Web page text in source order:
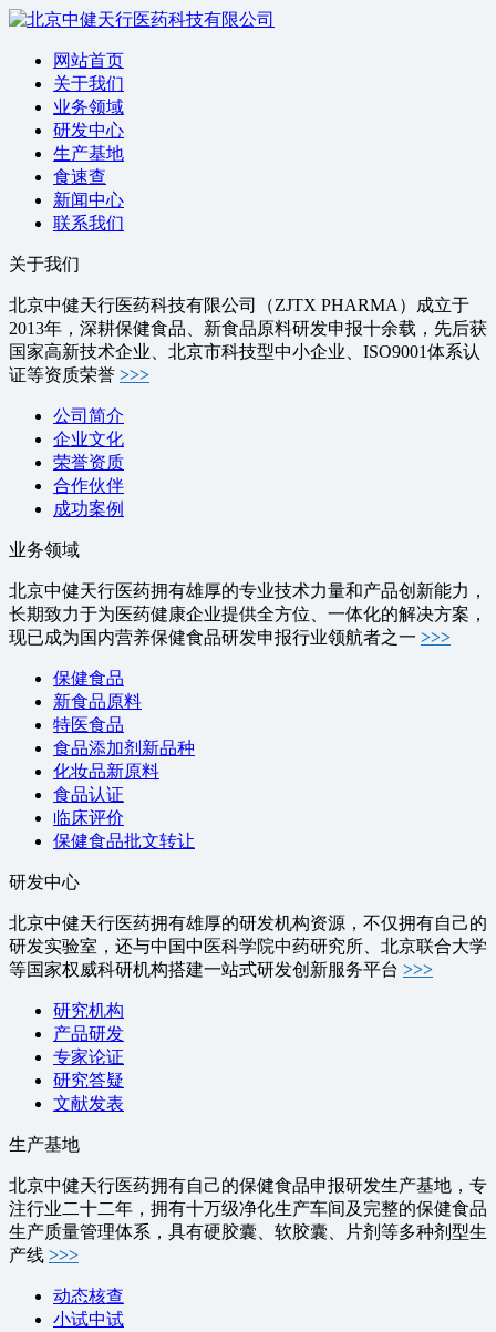
网站首页
关于我们
业务领域
研发中心
生产基地
食速查
新闻中心
联系我们
关于我们
北京中健天行医药科技有限公司（ZJTX PHARMA）成立于
2013年，深耕保健食品、新食品原料研发申报十余载，先后获
国家高新技术企业、北京市科技型中小企业、ISO9001体系认
证等资质荣誉 >>>
公司简介
企业文化
荣誉资质
合作伙伴
成功案例
业务领域
北京中健天行医药拥有雄厚的专业技术力量和产品创新能力，
长期致力于为医药健康企业提供全方位、一体化的解决方案，
现已成为国内营养保健食品研发申报行业领航者之一 >>>
保健食品
新食品原料
特医食品
食品添加剂新品种
化妆品新原料
食品认证
临床评价
保健食品批文转让
研发中心
北京中健天行医药拥有雄厚的研发机构资源，不仅拥有自己的
研发实验室，还与中国中医科学院中药研究所、北京联合大学
等国家权威科研机构搭建一站式研发创新服务平台 >>>
研究机构
产品研发
专家论证
研究答疑
文献发表
生产基地
北京中健天行医药拥有自己的保健食品申报研发生产基地，专
注行业二十二年，拥有十万级净化生产车间及完整的保健食品
生产质量管理体系，具有硬胶囊、软胶囊、片剂等多种剂型生
产线 >>>
动态核查
小试中试